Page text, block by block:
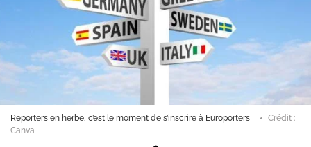
Reporters en herbe, c’est le moment de s’inscrire à Europorters
Crédit :
Canva